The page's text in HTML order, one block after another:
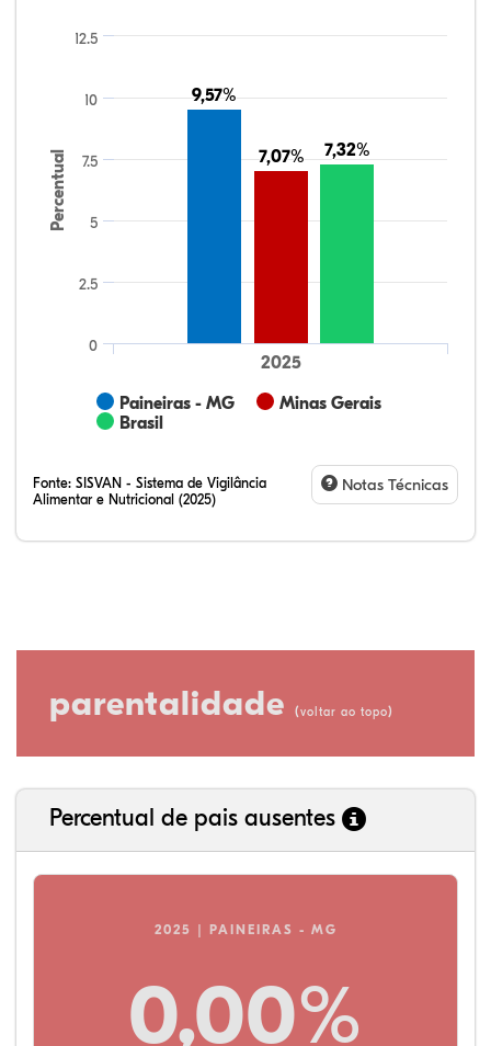
Percentual
9,57%
9,57%
7,07%
7,07% 7,32%
7,32%
Paineiras - MG
Minas Gerais
Brasil
2025
0
2.5
5
7.5
10
12.5
Fonte: SISVAN - Sistema de Vigilância
Alimentar e Nutricional (2025)
Notas Técnicas
parentalidade (voltar ao topo)
Percentual de pais ausentes
2025 | PAINEIRAS - MG
0,00%